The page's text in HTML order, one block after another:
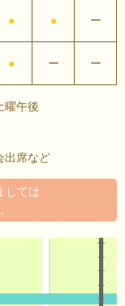
● ● ー
● ー ー
曜午後
出席など
しては